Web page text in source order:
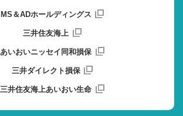
MS＆ADホールディングス
三井住友海上
あいおいニッセイ同和損保
三井ダイレクト損保
三井住友海上あいおい生命